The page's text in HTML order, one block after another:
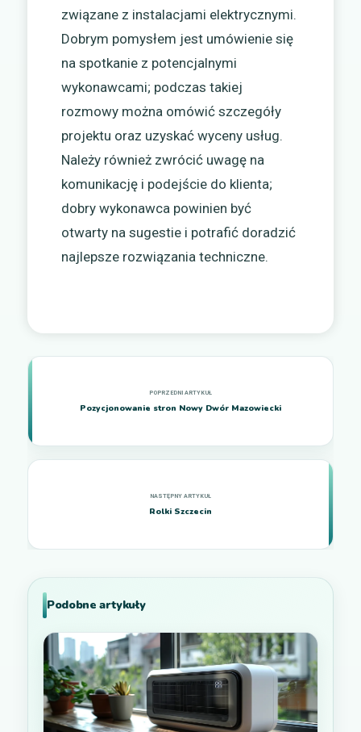
związane z instalacjami elektrycznymi.
Dobrym pomysłem jest umówienie się
na spotkanie z potencjalnymi
wykonawcami; podczas takiej
rozmowy można omówić szczegóły
projektu oraz uzyskać wyceny usług.
Należy również zwrócić uwagę na
komunikację i podejście do klienta;
dobry wykonawca powinien być
otwarty na sugestie i potrafić doradzić
najlepsze rozwiązania techniczne.
Pozycjonowanie stron Nowy Dwór Mazowiecki
Rolki Szczecin
Podobne artykuły